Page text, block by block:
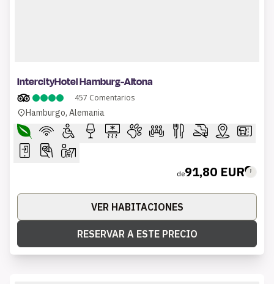
IntercityHotel Hamburg-Altona
457 Comentarios
Hamburgo, Alemania
de91,80 EUR
VER HABITACIONES
RESERVAR A ESTE PRECIO